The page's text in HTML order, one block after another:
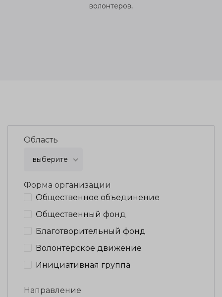
волонтеров.
Область
выберите
Форма организации
Общественное объединение
Общественный фонд
Благотворительный фонд
Волонтерское движение
Инициативная группа
Направление